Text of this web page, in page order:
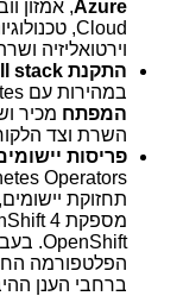
Azure, אמזון
Cloud
,
וירטואליזיה
התקנת stack
במהירות עם
המפתח מכיר
השרת וצד
פריסות
Operators
תחזוקת
מספקת 4
OpenShift
.
הפלטפורמה
ברחבי הענן